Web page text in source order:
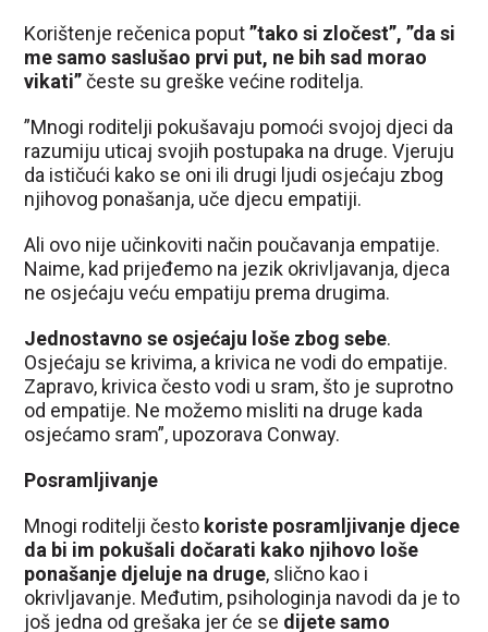
Korištenje rečenica poput”tako si zločest”, ”da si
me samo saslušao prvi put, ne bih sad morao
vikati”česte su greške većine roditelja.
”Mnogi roditelji pokušavaju pomoći svojoj djeci da
razumiju uticaj svojih postupaka na druge. Vjeruju
da ističući kako se oni ili drugi ljudi osjećaju zbog
njihovog ponašanja, uče djecu empatiji.
Ali ovo nije učinkoviti način poučavanja empatije.
Naime, kad prijeđemo na jezik okrivljavanja, djeca
ne osjećaju veću empatiju prema drugima.
Jednostavno se osjećaju loše zbog sebe.
Osjećaju se krivima, a krivica ne vodi do empatije.
Zapravo, krivica često vodi u sram, što je suprotno
od empatije. Ne možemo misliti na druge kada
osjećamo sram”, upozorava Conway.
Posramljivanje
Mnogi roditelji često koriste posramljivanje djece
da bi im pokušali dočarati kako njihovo loše
ponašanje djeluje na druge, slično kao i
okrivljavanje. Međutim, psihologinja navodi da je to
još jedna od grešaka jer će se dijete samo